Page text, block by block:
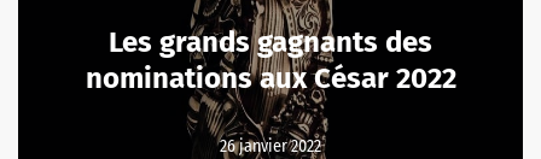
Les grands gagnants des
nominations aux César 2022
26 janvier 2022